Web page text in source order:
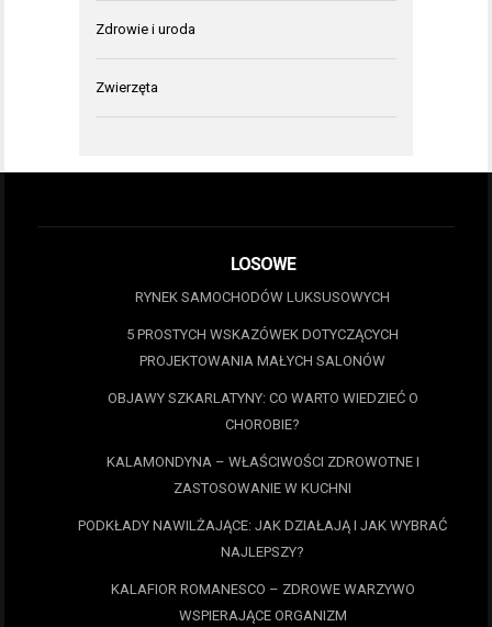
Zdrowie i uroda
Zwierzęta
LOSOWE
RYNEK SAMOCHODÓW LUKSUSOWYCH
5 PROSTYCH WSKAZÓWEK DOTYCZĄCYCH
PROJEKTOWANIA MAŁYCH SALONÓW
OBJAWY SZKARLATYNY: CO WARTO WIEDZIEĆ O
CHOROBIE?
KALAMONDYNA – WŁAŚCIWOŚCI ZDROWOTNE I
ZASTOSOWANIE W KUCHNI
PODKŁADY NAWILŻAJĄCE: JAK DZIAŁAJĄ I JAK WYBRAĆ
NAJLEPSZY?
KALAFIOR ROMANESCO – ZDROWE WARZYWO
WSPIERAJĄCE ORGANIZM